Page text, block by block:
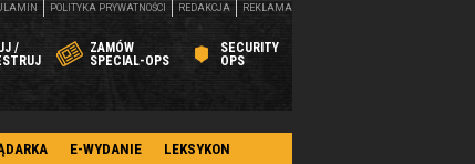
/
ZAMÓW
SPECIAL-OPS
SECURITY
OPS
POLITYKA PRYWATNOŚCI REDAKCJA REKLAMA
E-WYDANIE LEKSYKON